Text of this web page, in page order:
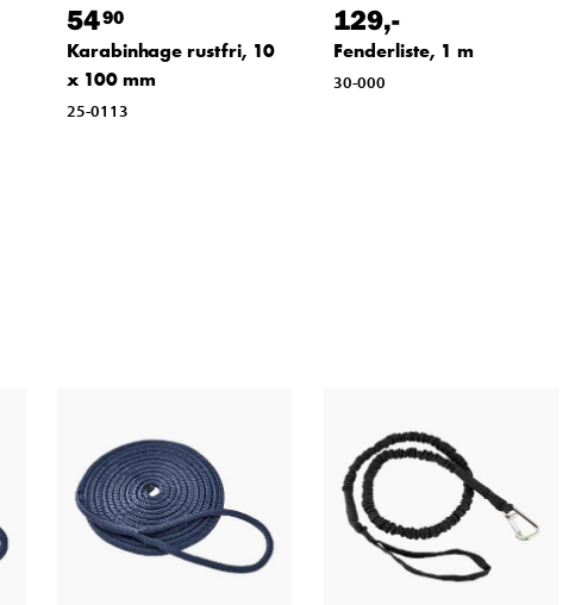
5490
Karabinhage rustfri, 10
x 100 mm
25-0113
129,-
Fenderliste, 1 m
30-000